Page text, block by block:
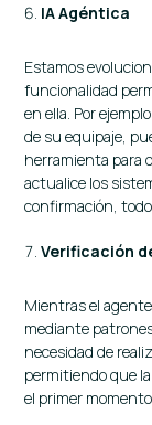
IA Agéntica
Estamos
funcionalidad
en ella. Por
de su equipaje,
herramienta para
actualice los
confirmación,
Verificación
Mientras el
mediante
necesidad de
permitiendo que
el primer momento.